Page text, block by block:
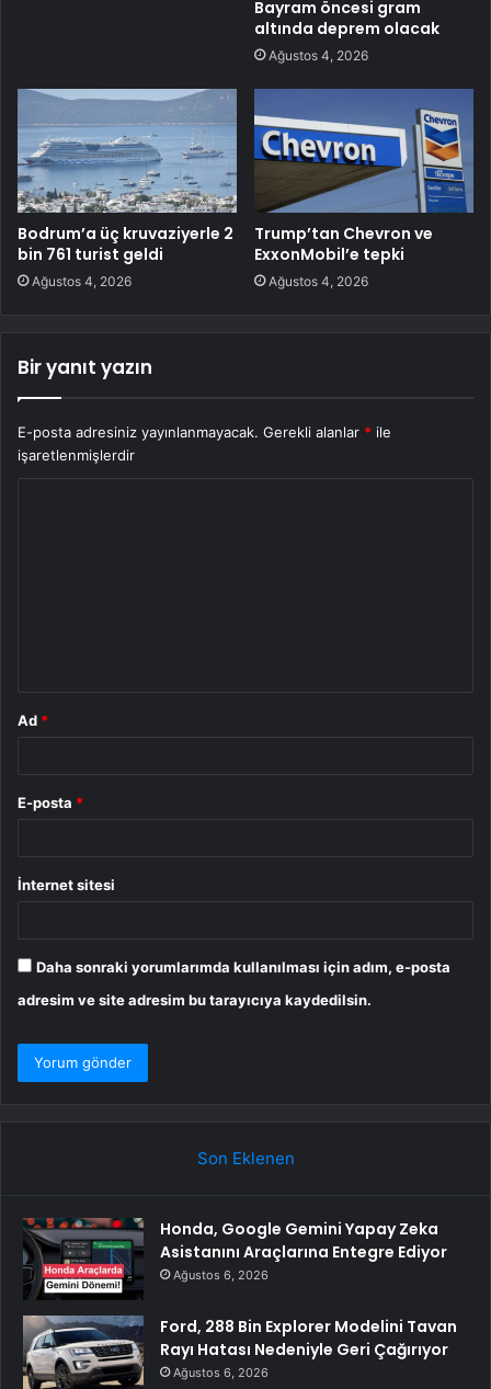
Bayram öncesi gram
altında deprem olacak
Ağustos 4, 2026
Bodrum’a üç kruvaziyerle 2
bin 761 turist geldi
Ağustos 4, 2026
Trump’tan Chevron ve
ExxonMobil’e tepki
Ağustos 4, 2026
Bir yanıt yazın
E-posta adresiniz yayınlanmayacak. Gerekli alanlar * ile
işaretlenmişlerdir
Ad *
E-posta *
İnternet sitesi
Daha sonraki yorumlarımda kullanılması için adım, e-posta
adresim ve site adresim bu tarayıcıya kaydedilsin.
Son Eklenen
Honda, Google Gemini Yapay Zeka
Asistanını Araçlarına Entegre Ediyor
Ağustos 6, 2026
Ford, 288 Bin Explorer Modelini Tavan
Rayı Hatası Nedeniyle Geri Çağırıyor
Ağustos 6, 2026